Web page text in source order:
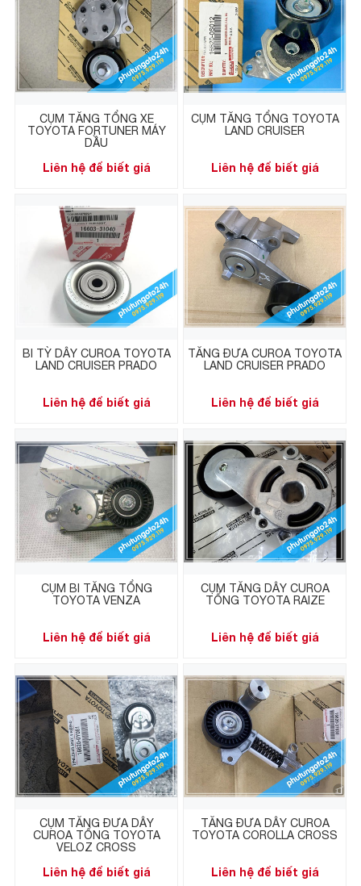
CỤM TĂNG TỔNG XE
TOYOTA FORTUNER MÁY
DẦU
Liên hệ để biết giá
CỤM TĂNG TỔNG TOYOTA
LAND CRUISER
Liên hệ để biết giá
BI TỲ DÂY CUROA TOYOTA
LAND CRUISER PRADO
Liên hệ để biết giá
TĂNG ĐƯA CUROA TOYOTA
LAND CRUISER PRADO
Liên hệ để biết giá
CỤM BI TĂNG TỔNG
TOYOTA VENZA
Liên hệ để biết giá
CỤM TĂNG DÂY CUROA
TỔNG TOYOTA RAIZE
Liên hệ để biết giá
CỤM TĂNG ĐƯA DÂY
CUROA TỔNG TOYOTA
VELOZ CROSS
Liên hệ để biết giá
TĂNG ĐƯA DÂY CUROA
TOYOTA COROLLA CROSS
Liên hệ để biết giá